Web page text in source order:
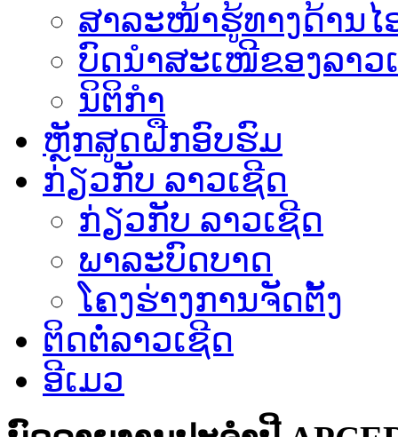
ສາລະໜ້າຮູ້ທາງດ້ານໄ
ບົດນຳສະເໜີຂອງລາວ
ນິຕິກຳ
ຫຼັກສູດຝືກອົບຮົມ
ກ່ຽວກັບ ລາວເຊີດ
ກ່ຽວກັບ ລາວເຊີດ
ພາລະບົດບາດ
ໂຄງຮ່າງການຈັດຕັ້ງ
ຕິດຕໍ່ລາວເຊີດ
ອີເມວ